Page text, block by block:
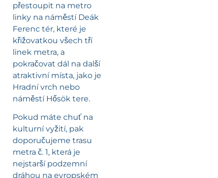
přestoupit na metro
linky na náměstí Deák
Ferenc tér, které je
křižovatkou všech tří
linek metra, a
pokračovat dál na další
atraktivní místa, jako je
Hradní vrch nebo
náměstí Hősök tere.
Pokud máte chuť na
kulturní vyžití, pak
doporučujeme trasu
metra č. 1, která je
nejstarší podzemní
dráhou na evropském